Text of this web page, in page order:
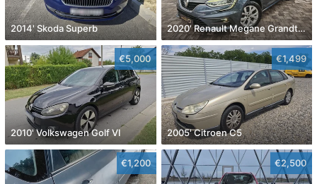
2014' Skoda Superb 2020' Renault Megane Grandtour Dci 115
€5,000
2010' Volkswagen Golf VI
€1,499
2005' Citroen C5
€1,200 €2,500